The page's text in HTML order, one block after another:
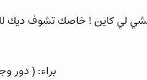
لي كاين ! خاصك تشوف ديك
براء: ( دور